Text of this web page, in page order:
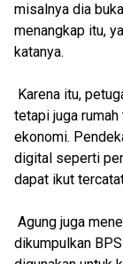
misalnya dia
menangkap itu,
katanya.
Karena itu,
tetapi juga
ekonomi.
digital seperti
dapat ikut
Agung juga
dikumpulkan